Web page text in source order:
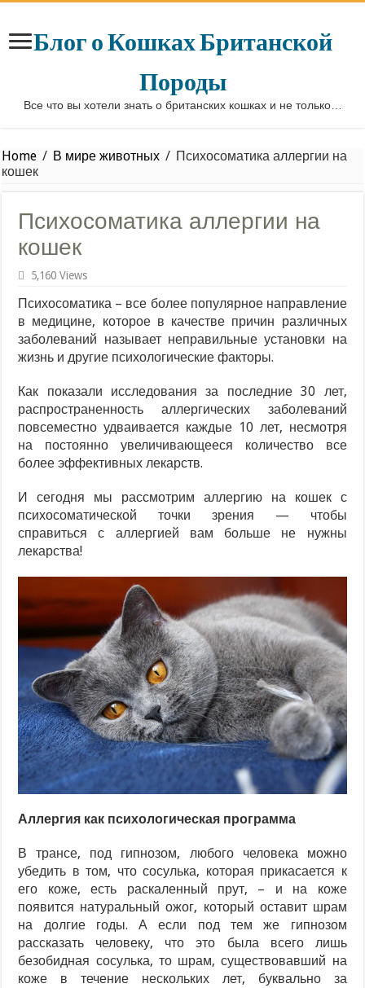
Блог о Кошках Британской
Породы
Все что вы хотели знать о британских кошках и не только…
Home / В мире животных / Психосоматика аллергии на
кошек
Психосоматика аллергии на
кошек
5,160 Views
Психосоматика – все более популярное направление
в медицине, которое в качестве причин различных
заболеваний называет неправильные установки на
жизнь и другие психологические факторы.
Как показали исследования за последние 30 лет,
распространенность аллергических заболеваний
повсеместно удваивается каждые 10 лет, несмотря
на постоянно увеличивающееся количество все
более эффективных лекарств.
И сегодня мы рассмотрим аллергию на кошек с
психосоматической точки зрения — чтобы
справиться с аллергией вам больше не нужны
лекарства!
Аллергия как психологическая программа
В трансе, под гипнозом, любого человека можно
убедить в том, что сосулька, которая прикасается к
его коже, есть раскаленный прут, – и на коже
появится натуральный ожог, который оставит шрам
на долгие годы. А если под тем же гипнозом
рассказать человеку, что это была всего лишь
безобидная сосулька, то шрам, существовавший на
коже в течение нескольких лет, буквально за